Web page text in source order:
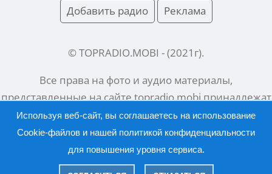
Добавить радио Реклама
© TOPRADIO.MOBI - (2021 г).
Все права на фото и аудио материалы,
представленные на сайтеtopradio.mobiпринадлежат
их законным владельцам.
Русский | English
Используя веб-сайт, вы соглашаетесь на использование
Cookie-файлов и нашей политикой конфиденциальности
для повышения уровня сервиса.